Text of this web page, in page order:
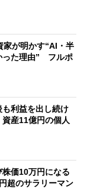
家が明かす“AI・半
った理由” フルポ
も利益を出し続け
産11億円の個人
株価10万円になる
超のサラリーマン